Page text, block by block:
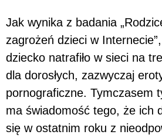
Jak wynika z badania
zagrożeń dzieci w
dziecko natrafiło w sieci na
dla dorosłych, zazwyczaj
pornograficzne. Tymczasem
ma świadomość tego, że ich
się w ostatnim roku z